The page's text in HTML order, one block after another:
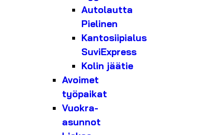
Autolautta
Pielinen
Kantosiipialus
SuviExpress
Kolin jäätie
Avoimet
työpaikat
Vuokra-
asunnot